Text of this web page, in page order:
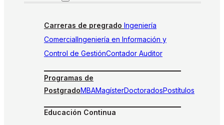
Carreras de pregrado Ingeniería
ComercialIngeniería en Información y
Control de GestiónContador Auditor
Programas de
PostgradoMBAMagísterDoctoradosPostítulos
Educación Continua